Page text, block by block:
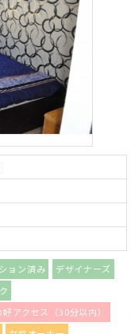
ョン済み
デザイナーズ
アクセス（30分以内）